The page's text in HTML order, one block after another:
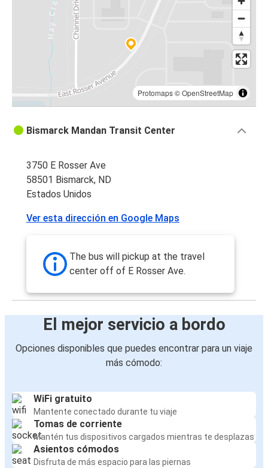
Protomaps©OpenStreetMap
Bismarck Mandan Transit Center
3750 E Rosser Ave
58501 Bismarck, ND
Estados Unidos
Ver esta dirección en Google Maps
The bus will pickup at the travel
center off of E Rosser Ave.
El mejor servicio a bordo
Opciones disponibles que puedes encontrar para un viaje
más cómodo:
WiFi gratuito
Mantente conectado durante tu viaje
Tomas de corriente
Mantén tus dispositivos cargados mientras te desplazas
Asientos cómodos
Disfruta de más espacio para las piernas